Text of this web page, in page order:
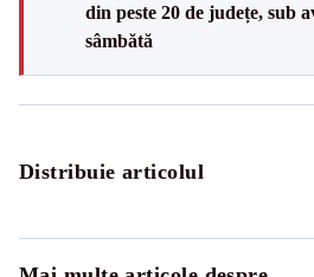
din peste 20 de județe, sub
sâmbătă
Distribuie articolul